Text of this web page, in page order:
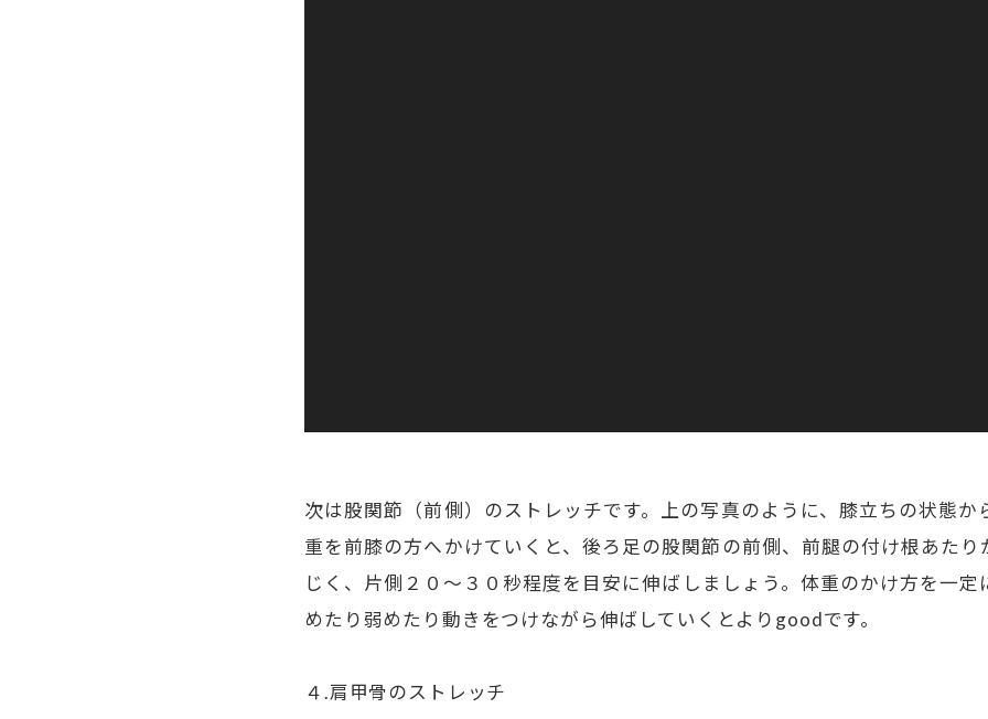
次は股関節（前側）のストレッチです。上の写真のように、膝立ちの状態か
重を前膝の方へかけていくと、後ろ足の股関節の前側、前腿の付け根あたり
じく、片側２０〜３０秒程度を目安に伸ばしましょう。体重のかけ方を一定
めたり弱めたり動きをつけながら伸ばしていくとよりgoodです。
４.肩甲骨のストレッチ